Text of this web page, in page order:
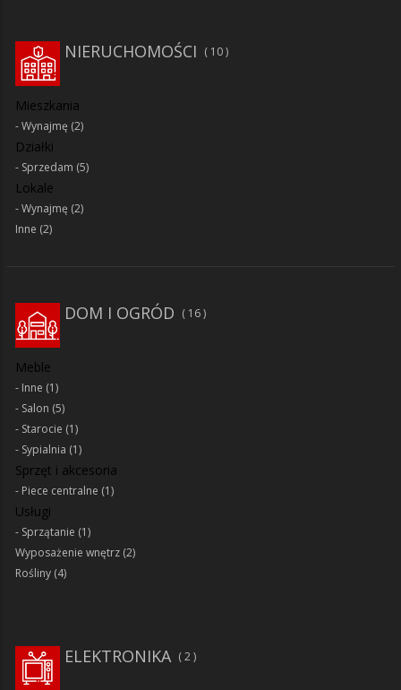
NIERUCHOMOŚCI 10
Mieszkania
Wynajmę (2)
Działki
Sprzedam (5)
Lokale
Wynajmę (2)
Inne (2)
DOM I OGRÓD 16
Meble
Inne (1)
Salon (5)
Starocie (1)
Sypialnia (1)
Sprzęt i akcesoria
Piece centralne (1)
Usługi
Sprzątanie (1)
Wyposażenie wnętrz (2)
Rośliny (4)
2
ELEKTRONIKA